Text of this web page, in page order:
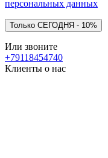
персональных данных
Или звоните
+79118454740
Клиенты о нас